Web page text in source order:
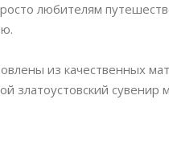
любителям
из качественных
златоустовский